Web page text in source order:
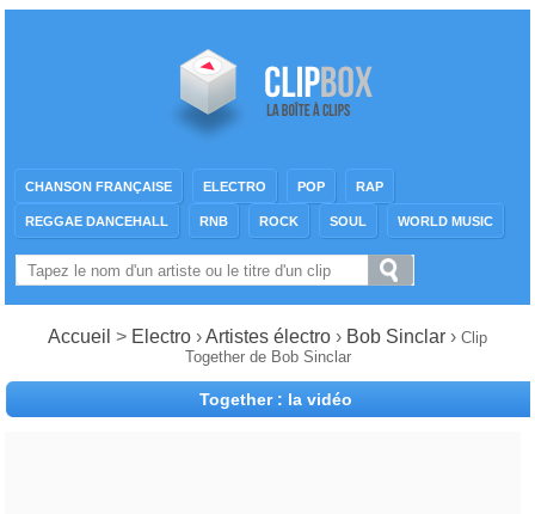
CHANSON FRANÇAISE ELECTRO POP RAP
REGGAE DANCEHALL RNB ROCK SOUL WORLD MUSIC
Accueil > Electro ›Artistes électro › Bob Sinclar › Clip
Together de Bob Sinclar
Together : la vidéo